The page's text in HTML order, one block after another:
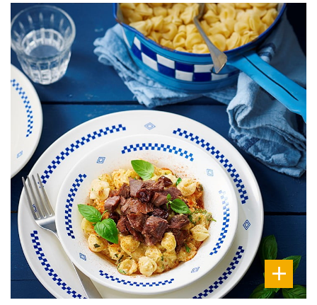
DIFFICULTÉ
PRÉPARATION
10 Min